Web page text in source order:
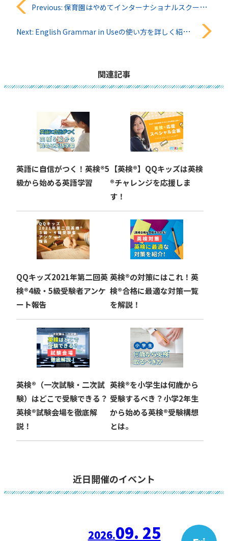
投
稿
ョ
ン
Previous: 保育園はやめてインターナショナルスクールに行くべき？｜新！保護者の知恵袋 #19
Next: English Grammar in Useの使い方を詳しく紹介！
関連記事
英語に自信がつく！英検®︎5
級から始める英語学習
【英検®︎】QQキッズは英検
®︎チャレンジを応援しま
す！
QQキッズ2021年第二回英
検®︎4級・5級受験者アンケ
ート報告
英検®︎の対策にはこれ！英
検®︎合格に最適な対策一覧
を解説！
英検®︎（一次試験・二次試
験）はどこで受験できる？
英検®︎試験会場を徹底解
説！
英検®︎を小学生は何歳から
受験するべき？小学2年生
から始める英検®︎受験構想
とは。
近日開催のイベント
2026.09. 25